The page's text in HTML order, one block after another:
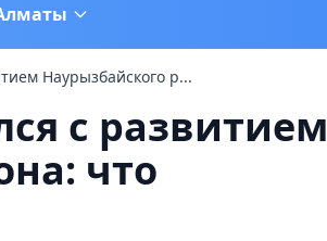
Наурызбайского р...
с развитием
что